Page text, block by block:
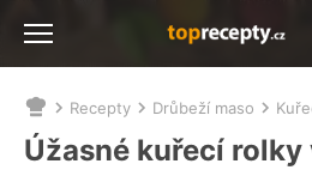
Nacházíte
se
zde:
Recepty Drůbeží maso
Úžasné kuřecí rolky